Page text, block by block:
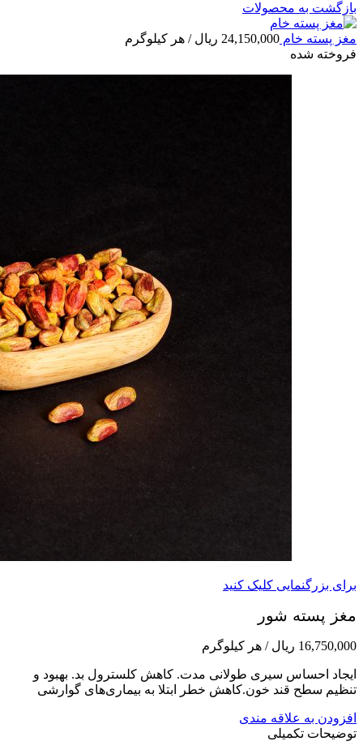
بازگشت به محصولات
مغز پسته خام 24,150,000 ریال / هر کیلوگرم
فروخته شده
برای بزرگنمایی کلیک کنید
مغز پسته شور
16,750,000 ریال / هر کیلوگرم
ایجاد احساس سیری طولانی مدت. کاهش کلسترول بد. بهبود و
تنظیم سطح قند خون.کاهش خطر ابتلا به بیماری‌های گوارشی
افزودن به علاقه مندی
توضیحات تکمیلی